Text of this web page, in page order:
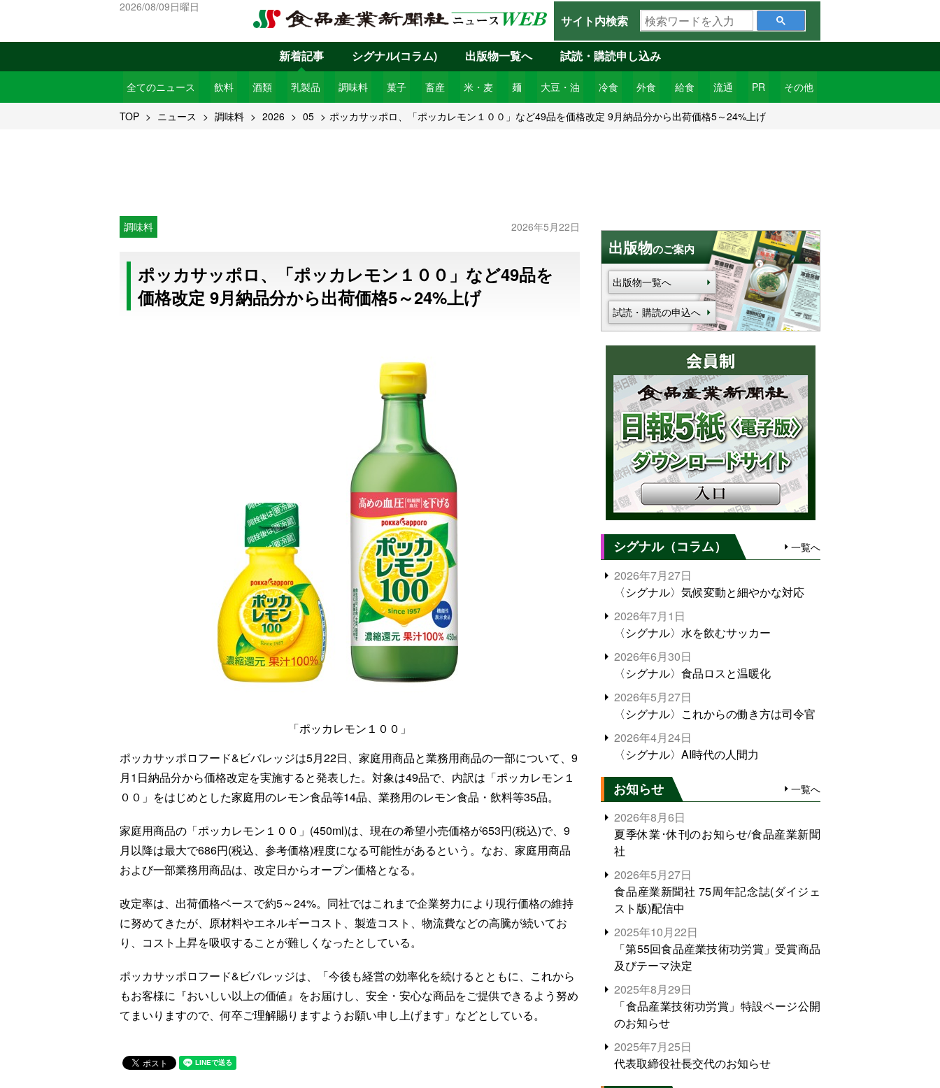
2026/08/09日曜日
サイト内検索
検
索
ワ
ー
ド
を
入
新着記事
全てのニュース 飲料 酒類 乳製品 調味料 菓子 畜産 米・麦 麺 大豆・油 冷食 外食 給食 流通 PR その他
シグナル(コラム) 出版物一覧へ 試読・購読申し込み
TOP ニュース 調味料 2026 05 ポッカサッポロ、「ポッカレモン１００」など49品を価格改定 9月納品分から出荷価格5～24%上げ
調味料 2026年5月22日
ポッカサッポロ、「ポッカレモン１００」など49品を
価格改定 9月納品分から出荷価格5～24%上げ
「ポッカレモン１００」
ポッカサッポロフード&ビバレッジは5月22日、家庭用商品と業務用商品の一部について、9
月1日納品分から価格改定を実施すると発表した。対象は49品で、内訳は「ポッカレモン１
００」をはじめとした家庭用のレモン食品等14品、業務用のレモン食品・飲料等35品。
家庭用商品の「ポッカレモン１００」(450ml)は、現在の希望小売価格が653円(税込)で、9
月以降は最大で686円(税込、参考価格)程度になる可能性があるという。なお、家庭用商品
および一部業務用商品は、改定日からオープン価格となる。
改定率は、出荷価格ベースで約5～24%。同社ではこれまで企業努力により現行価格の維持
に努めてきたが、原材料やエネルギーコスト、製造コスト、物流費などの高騰が続いてお
り、コスト上昇を吸収することが難しくなったとしている。
ポッカサッポロフード&ビバレッジは、「今後も経営の効率化を続けるとともに、これから
もお客様に『おいしい以上の価値』をお届けし、安全・安心な商品をご提供できるよう努め
てまいりますので、何卒ご理解賜りますようお願い申し上げます」などとしている。
出版物のご案内
出版物一覧へ
試読・購読の申込へ
シグナル（コラム） 一覧へ
2026年7月27日
〈シグナル〉気候変動と細やかな対応
2026年7月1日
〈シグナル〉水を飲むサッカー
2026年6月30日
〈シグナル〉食品ロスと温暖化
2026年5月27日
〈シグナル〉これからの働き方は司令官
2026年4月24日
〈シグナル〉AI時代の人間力
お知らせ 一覧へ
2026年8月6日
夏季休業･休刊のお知らせ/食品産業新聞
社
2026年5月27日
食品産業新聞社 75周年記念誌(ダイジェ
スト版)配信中
2025年10月22日
「第55回食品産業技術功労賞」受賞商品
及びテーマ決定
2025年8月29日
「食品産業技術功労賞」特設ページ公開
のお知らせ
2025年7月25日
代表取締役社長交代のお知らせ